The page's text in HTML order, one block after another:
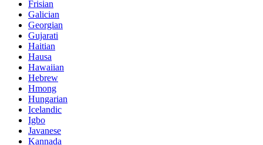
Frisian
Galician
Georgian
Gujarati
Haitian
Hausa
Hawaiian
Hebrew
Hmong
Hungarian
Icelandic
Igbo
Javanese
Kannada